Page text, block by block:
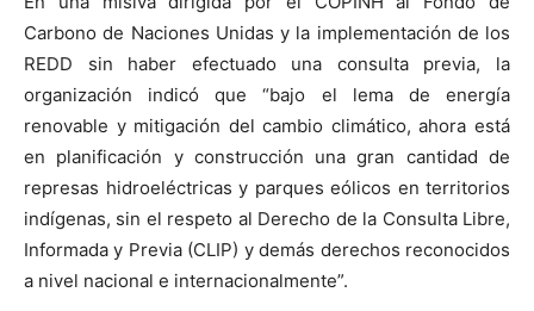
Carbono de Naciones Unidas y la implementación de los
REDD sin haber efectuado una consulta previa, la
organización indicó que “bajo el lema de energía
renovable y mitigación del cambio climático, ahora está
en planificación y construcción una gran cantidad de
represas hidroeléctricas y parques eólicos en territorios
indígenas, sin el respeto al Derecho de la Consulta Libre,
Informada y Previa (CLIP) y demás derechos reconocidos
a nivel nacional e internacionalmente”.